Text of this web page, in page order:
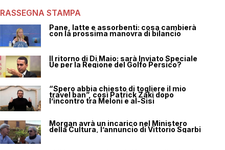
RASSEGNA STAMPA
Pane, latte e assorbenti: cosa cambierà
con la prossima manovra di bilancio
Il ritorno di Di Maio: sarà Inviato Speciale
Ue per la Regione del Golfo Persico?
“Spero abbia chiesto di togliere il mio
travel ban”, così Patrick Zaki dopo
l’incontro tra Meloni e al-Sisi
Morgan avrà un incarico nel Ministero
della Cultura, l’annuncio di Vittorio Sgarbi